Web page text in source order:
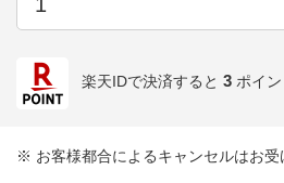
楽天IDで決済すると 3 ポイ
※ お客様都合によるキャンセルはお受